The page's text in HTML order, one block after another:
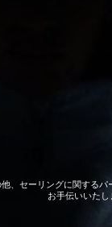
、セーリングに関する
お手伝いいたし